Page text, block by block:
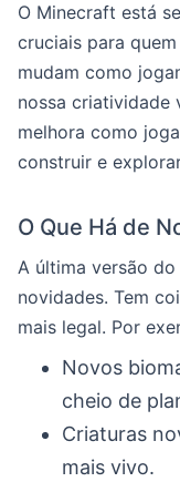
O Minecraft está
cruciais para
mudam como
nossa criatividade
melhora como
construir e
O Que Há de
A última versão
novidades. Tem
mais legal. Por
Novos
cheio de
Criaturas
mais vivo.